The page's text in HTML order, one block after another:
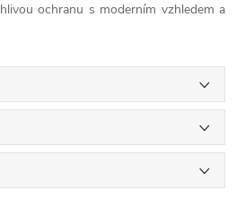
ochranu s moderním vzhledem a